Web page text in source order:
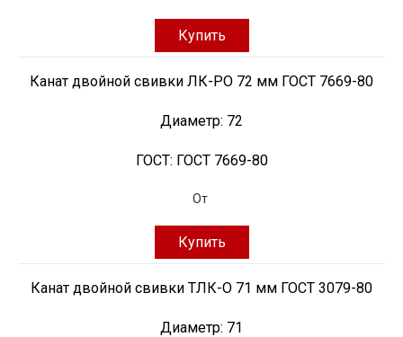
Купить
Канат двойной свивки ЛК-РО 72 мм ГОСТ 7669-80
Диаметр: 72
ГОСТ: ГОСТ 7669-80
От
Купить
Канат двойной свивки ТЛК-О 71 мм ГОСТ 3079-80
Диаметр: 71